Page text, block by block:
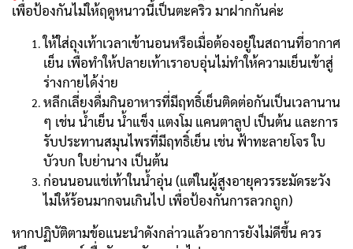
เพื่อป้องกันไม่ให้ฤดูหนาวนี้เป็นตะคริว มาฝากกันค่ะ
ให้ใส่ถุงเท้าเวลาเข้านอนหรือเมื่อต้องอยู่ในสถานที่อากาศ
เย็น เพื่อทำให้ปลายเท้าเราอบอุ่นไม่ทำให้ความเย็นเข้าสู่
ร่างกายได้ง่าย
หลีกเลี่ยงดื่มกินอาหารที่มีฤทธิ์เย็นติดต่อกันเป็นเวลานาน
ๆ เช่น น้ำเย็น น้ำแข็ง แตงโม แคนตาลูป เป็นต้น และการ
รับประทานสมุนไพรที่มีฤทธิ์เย็น เช่น ฟ้าทะลายโจร ใบ
บัวบก ใบย่านาง เป็นต้น
ก่อนนอนแช่เท้าในน้ำอุ่น (แต่ในผู้สูงอายุควรระมัดระวัง
ไม่ให้ร้อนมากจนเกินไป เพื่อป้องกันการลวกถูก)
หากปฏิบัติตามข้อแนะนำดังกล่าวแล้วอาการยังไม่ดีขึ้น ควร